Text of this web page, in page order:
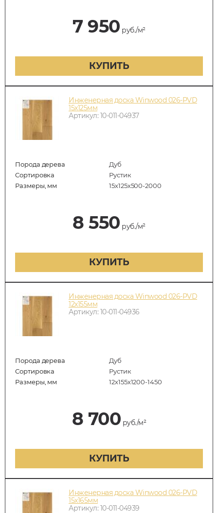
7 950 руб./м²
КУПИТЬ
Инженерная доска Winwood 026-PVD
15х125мм
Артикул: 10-011-04937
Порода дерева
Дуб
Сортировка
Рустик
Размеры, мм
15х125х500-2000
8 550 руб./м²
КУПИТЬ
Инженерная доска Winwood 026-PVD
12х155мм
Артикул: 10-011-04936
Порода дерева
Дуб
Сортировка
Рустик
Размеры, мм
12х155х1200-1450
8 700 руб./м²
КУПИТЬ
Инженерная доска Winwood 026-PVD
15х165мм
Артикул: 10-011-04939